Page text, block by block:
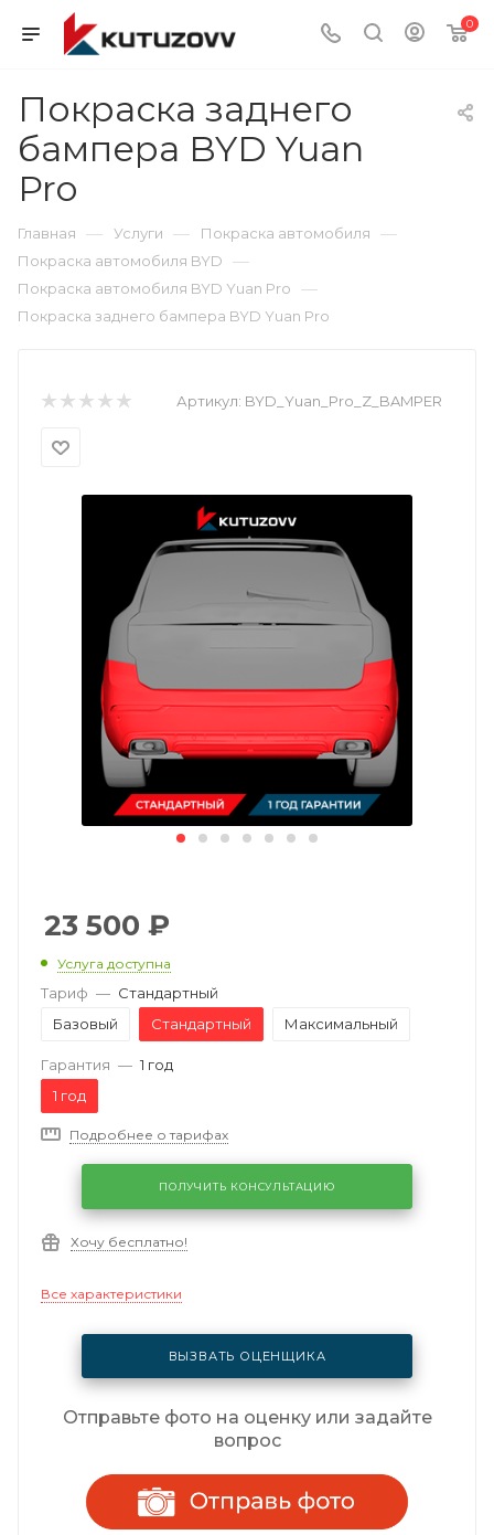
0
Покраска заднего
бампера BYD Yuan
Pro
Главная — Услуги — Покраска автомобиля —
Покраска автомобиля BYD —
Покраска автомобиля BYD Yuan Pro —
Покраска заднего бампера BYD Yuan Pro
Артикул: BYD_Yuan_Pro_Z_BAMPER
23 500 ₽
Услуга доступна
Тариф — Стандартный
Базовый
Стандартный Максимальный
Гарантия — 1 год
1 год
Подробнее о тарифах
ПОЛУЧИТЬ КОНСУЛЬТАЦИЮ
Хочу бесплатно!
Все характеристики
ВЫЗВАТЬ ОЦЕНЩИКА
Отправьте фото на оценку или задайте
вопрос